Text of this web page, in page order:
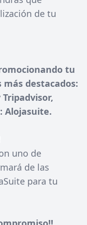
de tu
tu
destacados:
Alojasuite.
uno de
de las
para tu